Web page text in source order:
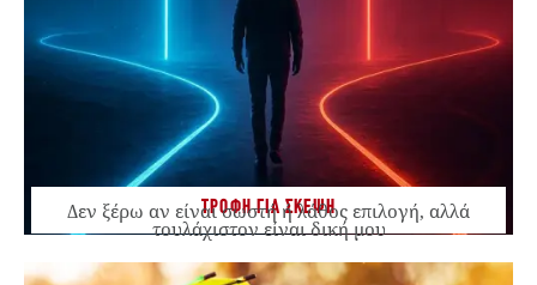
ΤΡΟΦΗ ΓΙΑ ΣΚΕΨΗ
Δεν ξέρω αν είναι σωστή ή λάθος επιλογή, αλλά
τουλάχιστον είναι δική μου